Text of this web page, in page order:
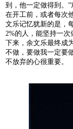
到，他一定做得到。
在开工前，或者每次
文乐记忆犹新的是，
2%的人，能坚持一次
下来，余文乐最终成
不做，要做我一定要
不放弃的心很重要。